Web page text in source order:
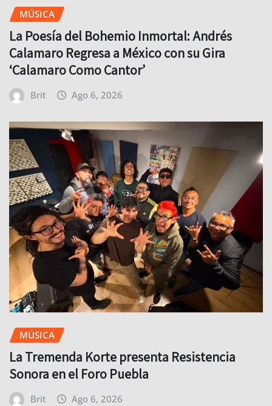
MÚSICA
La Poesía del Bohemio Inmortal: Andrés
Calamaro Regresa a México con su Gira
‘Calamaro Como Cantor’
Brit Ago 6, 2026
MÚSICA
La Tremenda Korte presenta Resistencia
Sonora en el Foro Puebla
Brit Ago 6, 2026